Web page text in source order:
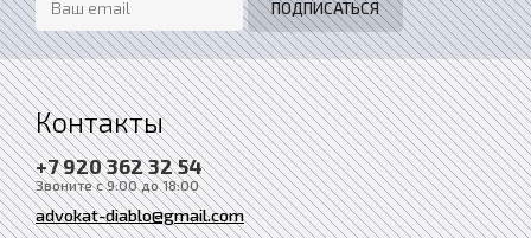
Контакты
+7 920 362 32 54
Звоните с 9:00 до 18:00
advokat-diablo@gmail.com